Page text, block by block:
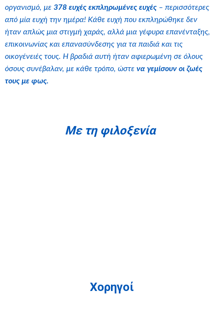
οργανισμό, με 378 ευχές εκπληρωμένες ευχές – περισσότερες
από μία ευχή την ημέρα! Κάθε ευχή που εκπληρώθηκε δεν
ήταν απλώς μια στιγμή χαράς, αλλά μια γέφυρα επανένταξης,
επικοινωνίας και επανασύνδεσης για τα παιδιά και τις
οικογένειές τους. Η βραδιά αυτή ήταν αφιερωμένη σε όλους
όσους συνέβαλαν, με κάθε τρόπο, ώστε να γεμίσουν οι ζωές
τους με φως.
Με τη φιλοξενία
Χορηγοί